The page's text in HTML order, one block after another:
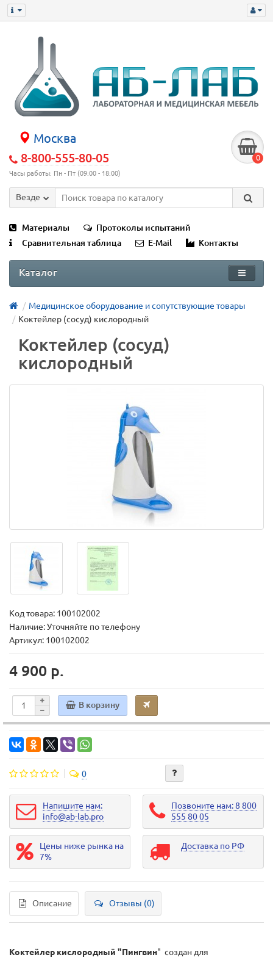
Москва
8-800-555-80-05
Часы работы: Пн - Пт (09:00 - 18:00)
0
Везде
Материалы
Протоколы испытаний
Сравнительная таблица
E-Mail Контакты
Каталог
Медицинское оборудование и сопутствующие товары
Коктейлер (сосуд) кислородный
Коктейлер (сосуд)
кислородный
Код товара: 100102002
Наличие: Уточняйте по телефону
Артикул: 100102002
4 900 р.
В корзину
0
Напишите нам:
info@ab-lab.pro
Позвоните нам: 8 800
555 80 05
Цены ниже рынка на
7%
Доставка по РФ
Описание Отзывы (0)
Коктейлер кислородный "Пингвин" создан для